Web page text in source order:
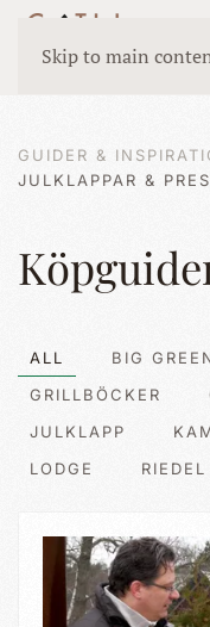
Skip to main
GUIDER &
JULKLAPPAR &
ALL BIG
GRILLBÖCKER
JULKLAPP
LODGE
RIEDEL